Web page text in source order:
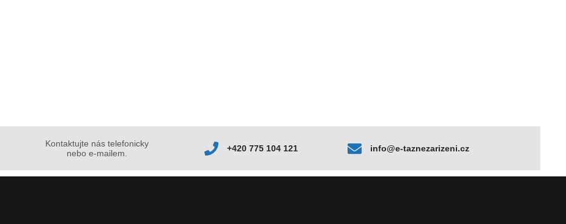
Kontaktujte nás telefonicky
nebo e-mailem.
+420 775 104 121 info@e-taznezarizeni.cz